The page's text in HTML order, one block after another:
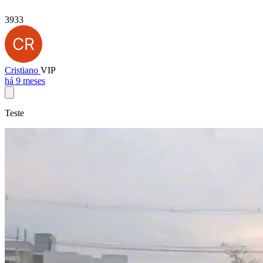
3933
Cristiano VIP
há 9 meses
Teste